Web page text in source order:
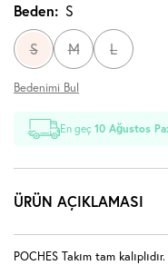
Beden: S
S M L
Bedenimi Bul
En geç10 Ağustos
ÜRÜN AÇIKLAMASI
POCHES Takım tam kalıplıdır.